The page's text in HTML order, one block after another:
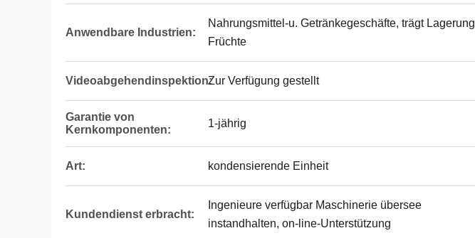
Anwendbare Industrien:
Nahrungsmittel-u. Getränkegeschäfte, trägt Lagerung
Früchte
Videoabgehendinspektion:Zur Verfügung gestellt
Garantie von
Kernkomponenten:
1-jährig
Art: kondensierende Einheit
Kundendienst erbracht:
Ingenieure verfügbar Maschinerie übersee
instandhalten, on-line-Unterstützung